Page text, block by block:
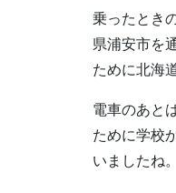
乗ったとき
県浦安市を
ために北海
電車のあと
ために学校
いましたね。